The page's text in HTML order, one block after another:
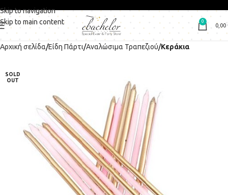
Skip to navigation
Skip to main content
0
0,00
Αρχική σελίδα Είδη Πάρτι Αναλώσιμα Τραπεζιού Κεράκια
SOLD
OUT